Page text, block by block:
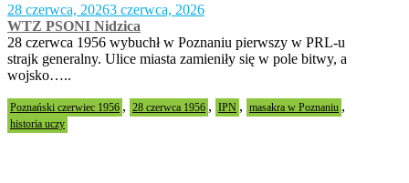
28 czerwca, 20263 czerwca, 2026
WTZ PSONI Nidzica
28 czerwca 1956 wybuchł w Poznaniu pierwszy w PRL-u
strajk generalny. Ulice miasta zamieniły się w pole bitwy, a
wojsko…..
Poznański czerwiec 1956 , 28 czerwca 1956 , IPN , masakra w Poznaniu ,
historia uczy